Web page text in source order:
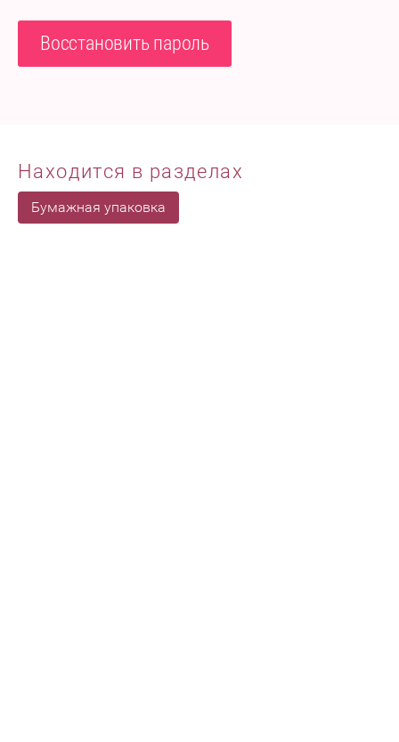
Восстановить пароль
Находится в разделах
Бумажная упаковка